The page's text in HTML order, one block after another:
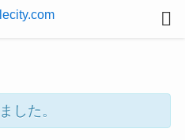
した。